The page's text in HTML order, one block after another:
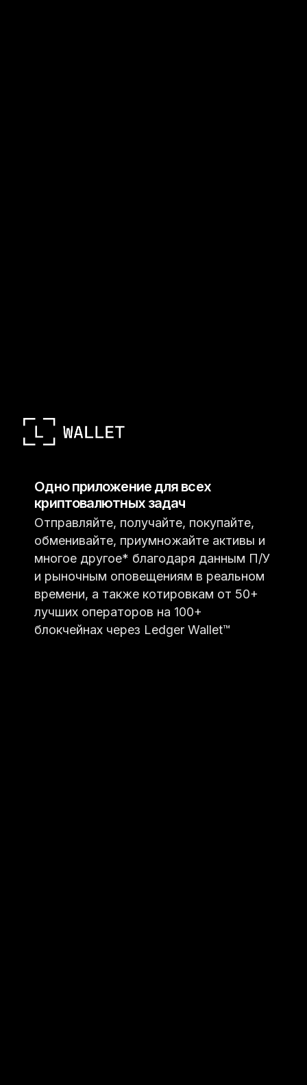
Одно приложение для всех
криптовалютных задач
Отправляйте, получайте, покупайте,
обменивайте, приумножайте активы и
многое другое* благодаря данным П/У
и рыночным оповещениям в реальном
времени, а также котировкам от 50+
лучших операторов на 100+
блокчейнах через Ledger Wallet™